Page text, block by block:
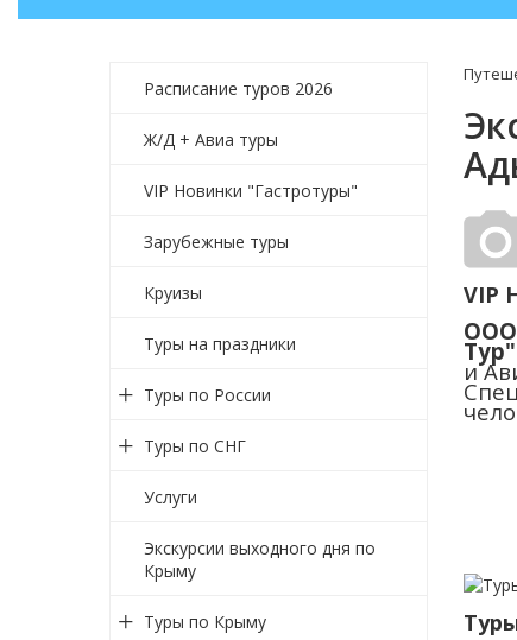
Расписание туров 2026
Ж/Д + Авиа туры
VIP Новинки "Гастротуры"
Зарубежные туры
Круизы
Туры на праздники
Туры по России
Туры по СНГ
Услуги
Экскурсии выходного дня по
Крыму
Туры по Крыму
VIP
ООО
Тур"
и